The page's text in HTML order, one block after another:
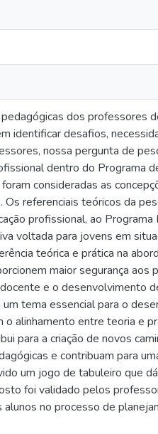
dos professores
identificar desafios,
nossa pergunta de
dentro do Programa
consideradas as
referenciais teóricos da
profissional, ao Programa
voltada para jovens em
teórica e prática na
maior segurança aos
e o desenvolvimento
tema essencial para o
alinhamento entre teoria e
para a criação de novos
e contribuam para
um jogo de tabuleiro que
foi validado pelos
no processo de